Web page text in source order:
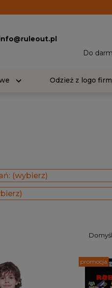
Do
Odzież z logo
(wybierz)
promocja